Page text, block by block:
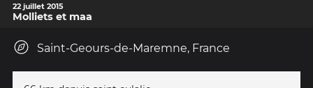
22 juillet 2015
Molliets et maa
Saint-Geours-de-Maremne, France